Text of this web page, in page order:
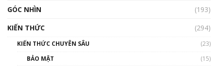
GÓC NHÌN
(193)
KIẾN THỨC
(294)
KIẾN THỨC CHUYÊN SÂU
(23)
BẢO MẬT
(15)